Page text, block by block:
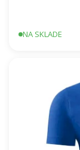
NA SKLADE